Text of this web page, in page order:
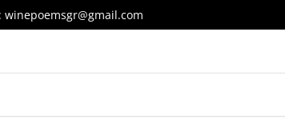
winepoemsgr@gmail.com